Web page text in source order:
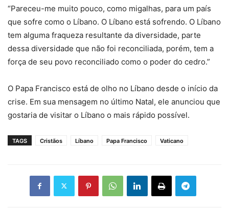
“Pareceu-me muito pouco, como migalhas, para um país
que sofre como o Líbano. O Líbano está sofrendo. O Líbano
tem alguma fraqueza resultante da diversidade, parte
dessa diversidade que não foi reconciliada, porém, tem a
força de seu povo reconciliado como o poder do cedro.”
O Papa Francisco está de olho no Líbano desde o início da
crise. Em sua mensagem no último Natal, ele anunciou que
gostaria de visitar o Líbano o mais rápido possível.
TAGS Cristãos Líbano Papa Francisco Vaticano